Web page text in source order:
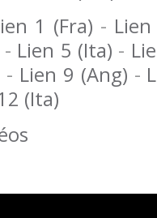
1 (Fra) -
- Lien 5 (Ita) -
- Lien 9 (Ang) -
(Ita)